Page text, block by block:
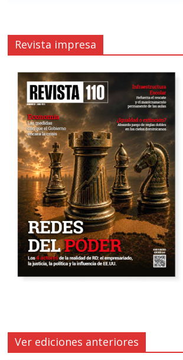
Revista impresa
Ver ediciones anteriores